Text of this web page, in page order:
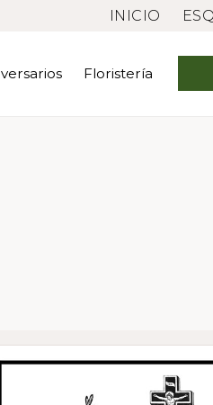
INICIO
Floristería